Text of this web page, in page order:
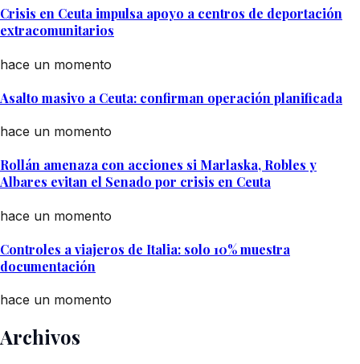
Crisis en Ceuta impulsa apoyo a centros de deportación
extracomunitarios
hace un momento
Asalto masivo a Ceuta: confirman operación planificada
hace un momento
Rollán amenaza con acciones si Marlaska, Robles y
Albares evitan el Senado por crisis en Ceuta
hace un momento
Controles a viajeros de Italia: solo 10% muestra
documentación
hace un momento
Archivos